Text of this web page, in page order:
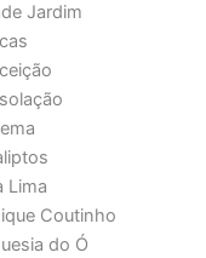
Jardim
Lima
Coutinho
do Ó